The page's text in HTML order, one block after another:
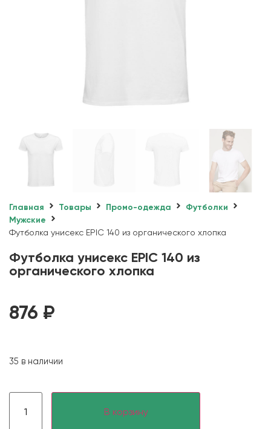
Главная Товары Промо-одежда
Футболки
Мужские
Футболка унисекс EPIC 140 из органического хлопка
Футболка унисекс EPIC 140 из
органического хлопка
876 ₽
35 в наличии
В корзину